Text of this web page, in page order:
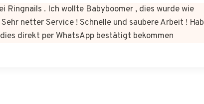
Ringnails . Ich wollte Babyboomer , dies wurde wie
netter Service ! Schnelle und saubere Arbeit ! Hab
direkt per WhatsApp bestätigt bekommen